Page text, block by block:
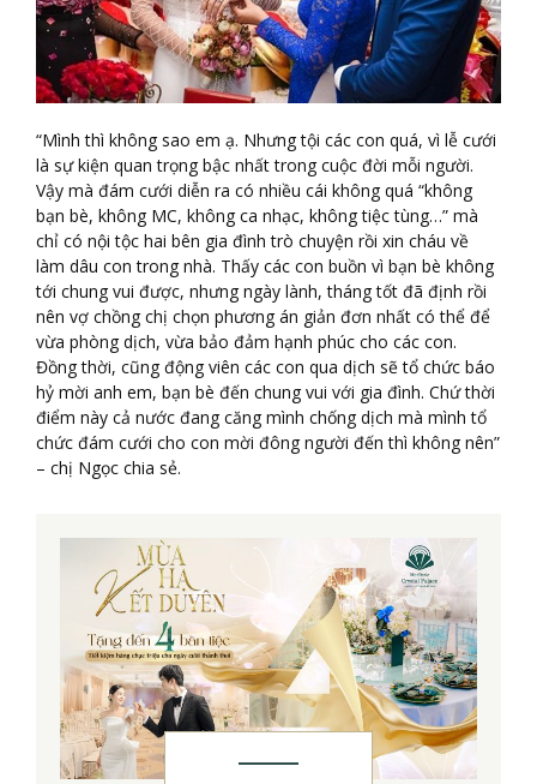
“Mình thì không sao em ạ. Nhưng tội các con quá, vì lễ cưới
là sự kiện quan trọng bậc nhất trong cuộc đời mỗi người.
Vậy mà đám cưới diễn ra có nhiều cái không quá “không
bạn bè, không MC, không ca nhạc, không tiệc tùng…” mà
chỉ có nội tộc hai bên gia đình trò chuyện rồi xin cháu về
làm dâu con trong nhà. Thấy các con buồn vì bạn bè không
tới chung vui được, nhưng ngày lành, tháng tốt đã định rồi
nên vợ chồng chị chọn phương án giản đơn nhất có thể để
vừa phòng dịch, vừa bảo đảm hạnh phúc cho các con.
Đồng thời, cũng động viên các con qua dịch sẽ tổ chức báo
hỷ mời anh em, bạn bè đến chung vui với gia đình. Chứ thời
điểm này cả nước đang căng mình chống dịch mà mình tổ
chức đám cưới cho con mời đông người đến thì không nên”
– chị Ngọc chia sẻ.